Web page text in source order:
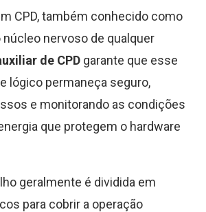
CPD, também conhecido como
núcleo nervoso de qualquer
de CPD garante que esse
lógico permaneça seguro,
e monitorando as condições
que protegem o hardware
geralmente é dividida em
para cobrir a operação